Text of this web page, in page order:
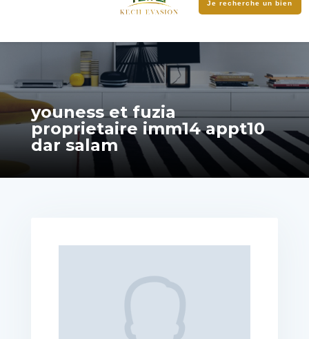
Je recherche un bien
youness et fuzia
proprietaire imm14 appt10
dar salam